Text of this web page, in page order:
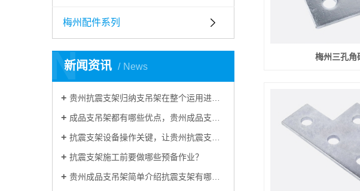
梅州配件系列
新闻资讯 News
N
贵州抗震支架归纳支吊架在整个运用进程中有什么作用？
成品支吊架都有哪些优点，贵州成品支吊架普及运用在哪些当地？
抗震支架设备操作关键，让贵州抗震支吊架来给大家介绍
抗震支架施工前要做哪些预备作业？
贵州成品支吊架简单介绍抗震支架有哪些作用？
梅州三孔角